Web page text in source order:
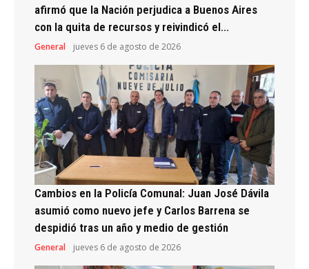
afirmó que la Nación perjudica a Buenos Aires
con la quita de recursos y reivindicó el...
General jueves 6 de agosto de 2026
Cambios en la Policía Comunal: Juan José Dávila
asumió como nuevo jefe y Carlos Barrena se
despidió tras un año y medio de gestión
General jueves 6 de agosto de 2026